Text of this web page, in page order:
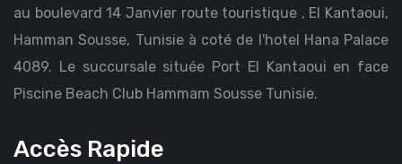
au boulevard 14 Janvier route touristique , El Kantaoui,
Hamman Sousse, Tunisie à coté de l'hotel Hana Palace
4089. Le succursale située Port El Kantaoui en face
Piscine Beach Club Hammam Sousse Tunisie.
Accès Rapide